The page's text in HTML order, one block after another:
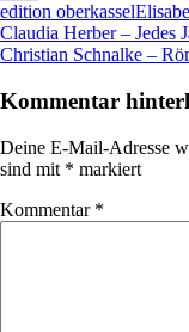
Teilen
edition oberkassel
Vorheriger
Beitrag:
Claudia Herber – Jedes
Nächster
Christian Schnalke –
Kommentar
Deine E-Mail-Adresse
sind mit * markiert
Kommentar *